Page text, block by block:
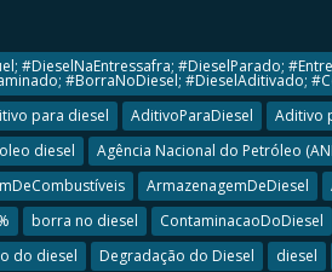
#DieselNaEntressafra; #DieselParado;
#BorraNoDiesel; #DieselAditivado;
para diesel AditivoParaDiesel
Aditivo
diesel
Agência Nacional do Petróleo
ArmazenagemDeDiesel
borra no diesel ContaminacaoDoDiesel
do diesel
Degradação do Diesel diesel